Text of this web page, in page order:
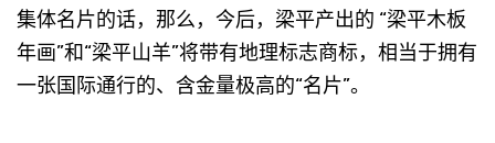
集体名片的话，那么，今后，梁平产出的 “梁平木板
年画”和“梁平山羊”将带有地理标志商标，相当于拥有
一张国际通行的、含金量极高的“名片”。